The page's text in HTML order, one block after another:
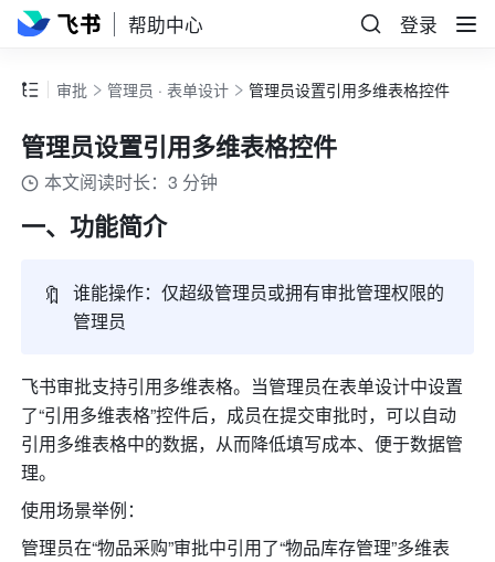
帮助中心 登录
审批 管理员 · 表单设计 管理员设置引用多维表格控件
管理员设置引用多维表格控件
本文阅读时长：3 分钟
一、功能简介
🔖
谁能操作：仅超级管理员或拥有审批管理权限的
管理员
飞书审批支持引用多维表格。当管理员在表单设计中设置
了“引用多维表格”控件后，成员在提交审批时，可以自动
引用多维表格中的数据，从而降低填写成本、便于数据管
理。
使用场景举例：
管理员在“物品采购”审批中引用了“物品库存管理”多维表